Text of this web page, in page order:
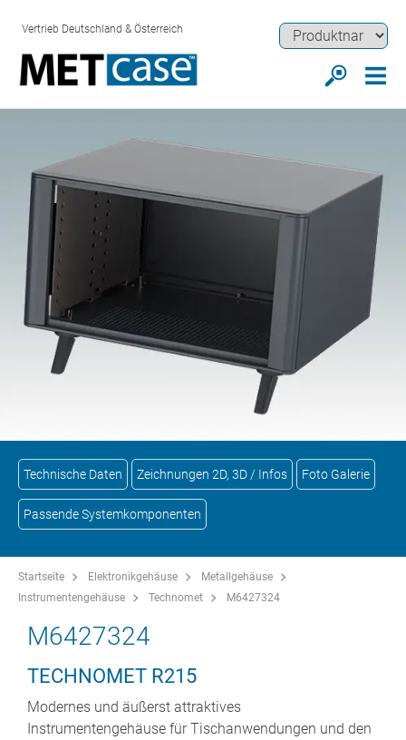
Vertrieb Deutschland & Österreich
Technische Daten Zeichnungen 2D, 3D / Infos Foto Galerie
Passende Systemkomponenten
Startseite Elektronikgehäuse
Metallgehäuse
Instrumentengehäuse
Technomet M6427324
M6427324
TECHNOMET R215
Modernes und äußerst attraktives
Instrumentengehäuse für Tischanwendungen und den